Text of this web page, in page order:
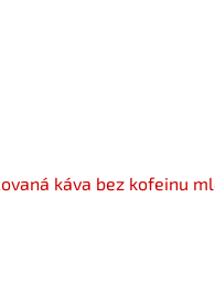
káva bez kofeinu